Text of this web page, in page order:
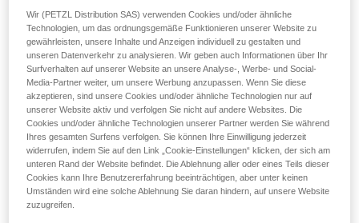
Wir (PETZL Distribution SAS) verwenden Cookies und/oder ähnliche
Technologien, um das ordnungsgemäße Funktionieren unserer Website zu
gewährleisten, unsere Inhalte und Anzeigen individuell zu gestalten und
unseren Datenverkehr zu analysieren. Wir geben auch Informationen über Ihr
Surfverhalten auf unserer Website an unsere Analyse-, Werbe- und Social-
Media-Partner weiter, um unsere Werbung anzupassen. Wenn Sie diese
akzeptieren, sind unsere Cookies und/oder ähnliche Technologien nur auf
unserer Website aktiv und verfolgen Sie nicht auf andere Websites. Die
Cookies und/oder ähnliche Technologien unserer Partner werden Sie während
Ihres gesamten Surfens verfolgen. Sie können Ihre Einwilligung jederzeit
widerrufen, indem Sie auf den Link „Cookie-Einstellungen“ klicken, der sich am
unteren Rand der Website befindet. Die Ablehnung aller oder eines Teils dieser
Cookies kann Ihre Benutzererfahrung beeinträchtigen, aber unter keinen
Umständen wird eine solche Ablehnung Sie daran hindern, auf unsere Website
zuzugreifen.